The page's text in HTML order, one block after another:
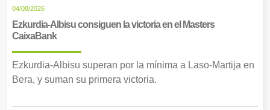
04/08/2026
Ezkurdia-Albisu consiguen la victoria en el Masters
CaixaBank
Ezkurdia-Albisu superan por la mínima a Laso-Martija en
Bera, y suman su primera victoria.